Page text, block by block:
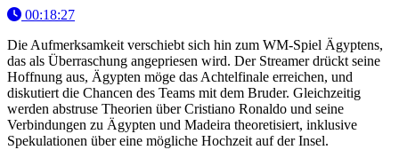
00:18:27
Die Aufmerksamkeit verschiebt sich hin zum WM-Spiel Ägyptens,
das als Überraschung angepriesen wird. Der Streamer drückt seine
Hoffnung aus, Ägypten möge das Achtelfinale erreichen, und
diskutiert die Chancen des Teams mit dem Bruder. Gleichzeitig
werden abstruse Theorien über Cristiano Ronaldo und seine
Verbindungen zu Ägypten und Madeira theoretisiert, inklusive
Spekulationen über eine mögliche Hochzeit auf der Insel.